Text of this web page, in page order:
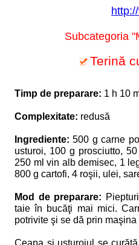
Subcategoria
Terină
Timp de preparare: 1 h 10
Complexitate: redusă
Ingrediente:500 g carne
usturoi, 100 g prosciutto,
250 ml vin alb demisec, 1
800 g cartofi, 4 roşii, ulei,
Mod de preparare:
taie în bucăţi mai mici.
potrivite şi se dă prin
Ceapa şi usturoiul se